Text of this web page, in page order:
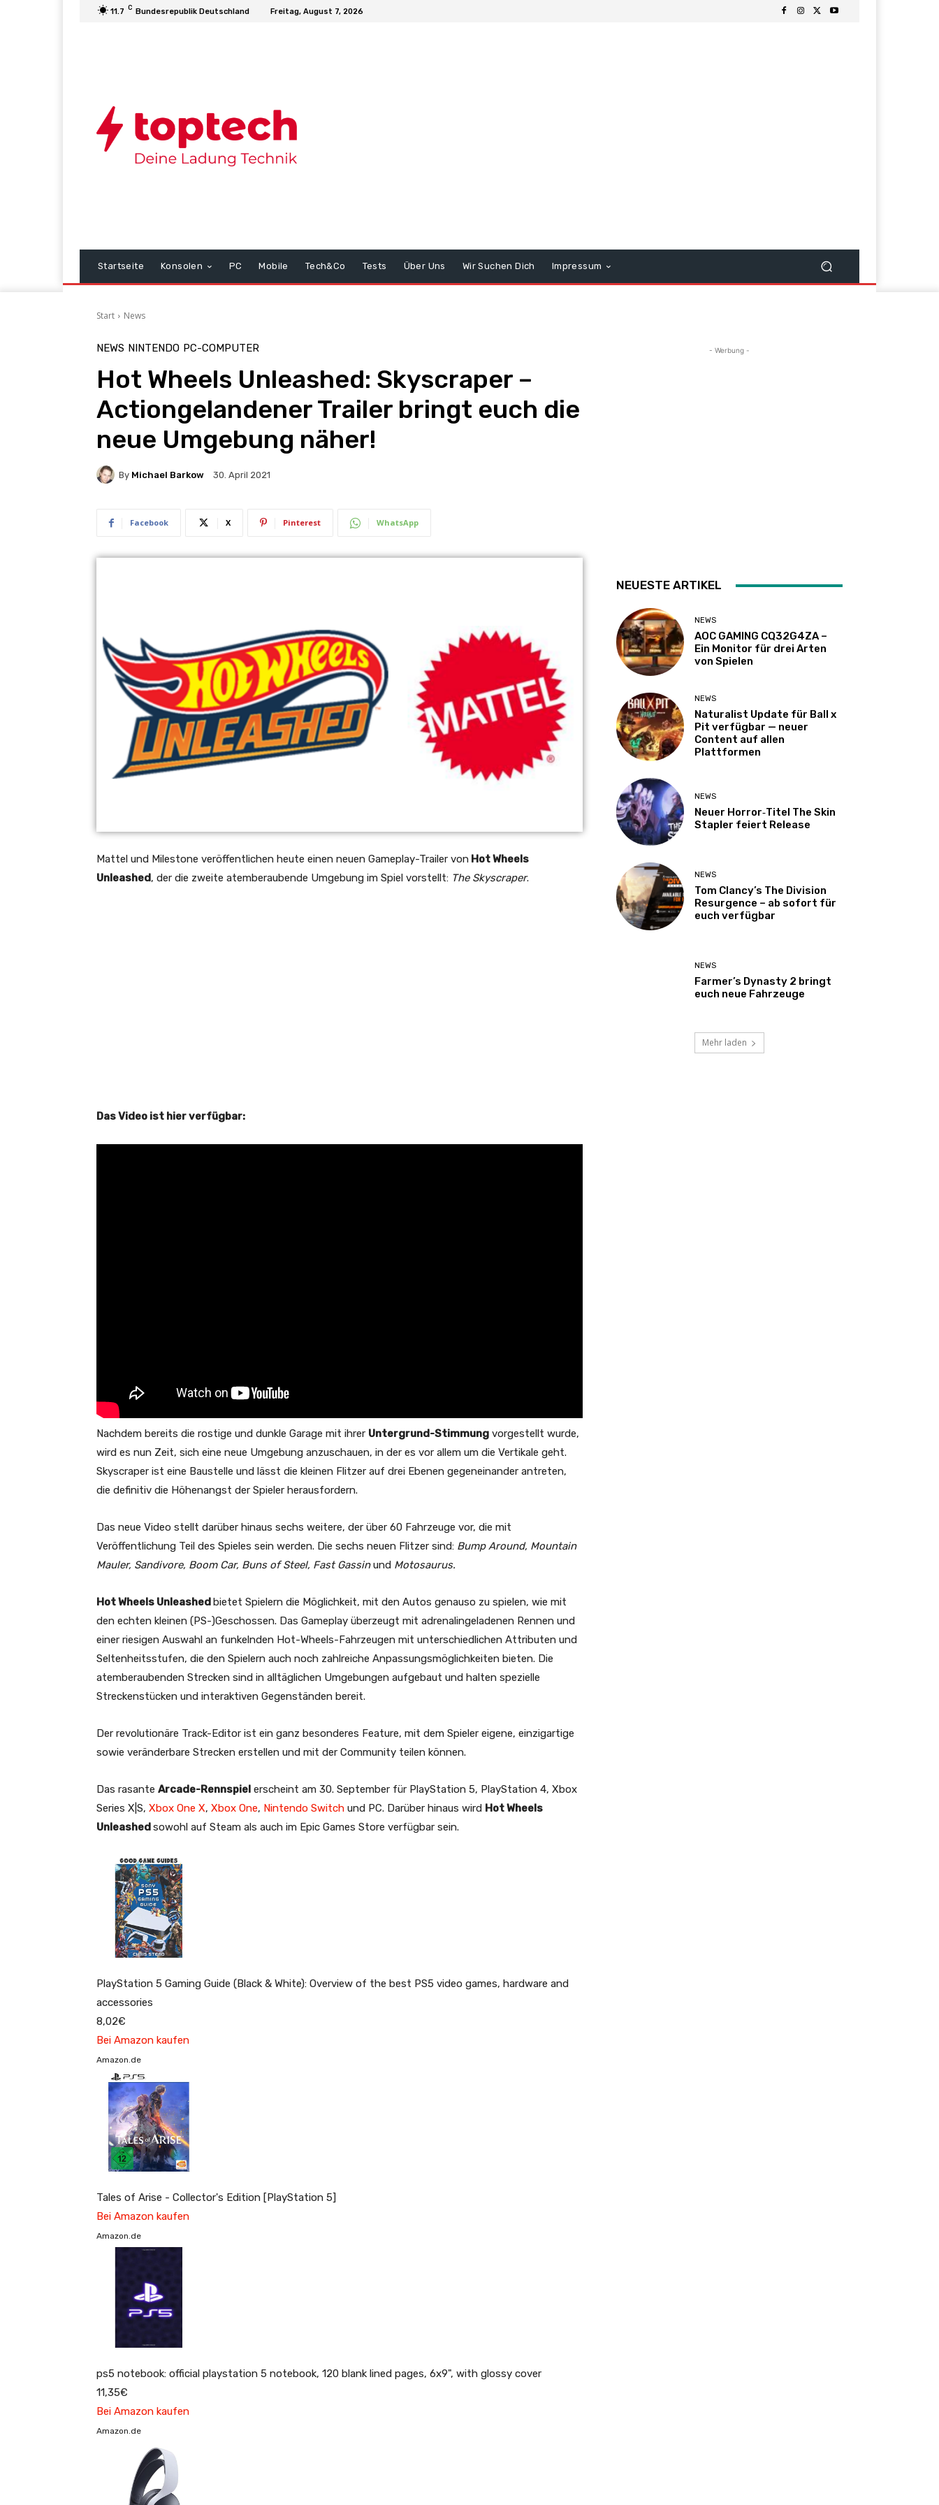
11.7 C Bundesrepublik Deutschland Freitag, August 7, 2026
Startseite Konsolen PC Mobile Tech&Co Tests Über Uns Wir Suchen Dich Impressum
Start News
NEWS NINTENDO PC-COMPUTER
Hot Wheels Unleashed: Skyscraper –
Actiongelandener Trailer bringt euch die
neue Umgebung näher!
By Michael Barkow 30. April 2021
Facebook X Pinterest WhatsApp
Mattel und Milestone veröffentlichen heute einen neuen Gameplay-Trailer von Hot Wheels
Unleashed, der die zweite atemberaubende Umgebung im Spiel vorstellt: The Skyscraper.
Das Video ist hier verfügbar:
Nachdem bereits die rostige und dunkle Garage mit ihrer Untergrund-Stimmung vorgestellt wurde,
wird es nun Zeit, sich eine neue Umgebung anzuschauen, in der es vor allem um die Vertikale geht.
Skyscraper ist eine Baustelle und lässt die kleinen Flitzer auf drei Ebenen gegeneinander antreten,
die definitiv die Höhenangst der Spieler herausfordern.
Das neue Video stellt darüber hinaus sechs weitere, der über 60 Fahrzeuge vor, die mit
Veröffentlichung Teil des Spieles sein werden. Die sechs neuen Flitzer sind: Bump Around, Mountain
Mauler, Sandivore, Boom Car, Buns of Steel, Fast Gassinund Motosaurus.
Hot Wheels Unleashedbietet Spielern die Möglichkeit, mit den Autos genauso zu spielen, wie mit
den echten kleinen (PS-)Geschossen. Das Gameplay überzeugt mit adrenalingeladenen Rennen und
einer riesigen Auswahl an funkelnden Hot-Wheels-Fahrzeugen mit unterschiedlichen Attributen und
Seltenheitsstufen, die den Spielern auch noch zahlreiche Anpassungsmöglichkeiten bieten. Die
atemberaubenden Strecken sind in alltäglichen Umgebungen aufgebaut und halten spezielle
Streckenstücken und interaktiven Gegenständen bereit.
Der revolutionäre Track-Editor ist ein ganz besonderes Feature, mit dem Spieler eigene, einzigartige
sowie veränderbare Strecken erstellen und mit der Community teilen können.
Das rasante Arcade-Rennspiel erscheint am 30. September für PlayStation 5, PlayStation 4, Xbox
Series X|S, Xbox One X, Xbox One, Nintendo Switch und PC. Darüber hinaus wird Hot Wheels
Unleashedsowohl auf Steam als auch im Epic Games Store verfügbar sein.
PlayStation 5 Gaming Guide (Black & White): Overview of the best PS5 video games, hardware and
accessories
8,02€
Bei Amazon kaufen
Amazon.de
Tales of Arise - Collector's Edition [PlayStation 5]
Bei Amazon kaufen
Amazon.de
ps5 notebook: official playstation 5 notebook, 120 blank lined pages, 6x9", with glossy cover
11,35€
Bei Amazon kaufen
Amazon.de
- Werbung -
NEUESTE ARTIKEL
NEWS
AOC GAMING CQ32G4ZA –
Ein Monitor für drei Arten
von Spielen
NEWS
Naturalist Update für Ball x
Pit verfügbar — neuer
Content auf allen
Plattformen
NEWS
Neuer Horror‑Titel The Skin
Stapler feiert Release
NEWS
Tom Clancy’s The Division
Resurgence – ab sofort für
euch verfügbar
NEWS
Farmer’s Dynasty 2 bringt
euch neue Fahrzeuge
Mehr laden